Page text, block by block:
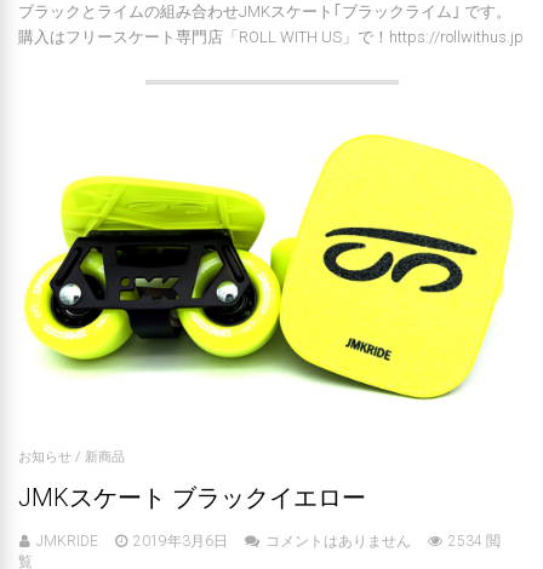
ブラックとライムの組み合わせJMKスケート｢ブラックライム｣ です。
購入はフリースケート専門店「ROLL WITH US」で！https://rollwithus.jp
お知らせ / 新商品
JMKスケート ブラックイエロー
JMKRIDE 2019年3月6日 コメントはありません
2534 閲
覧